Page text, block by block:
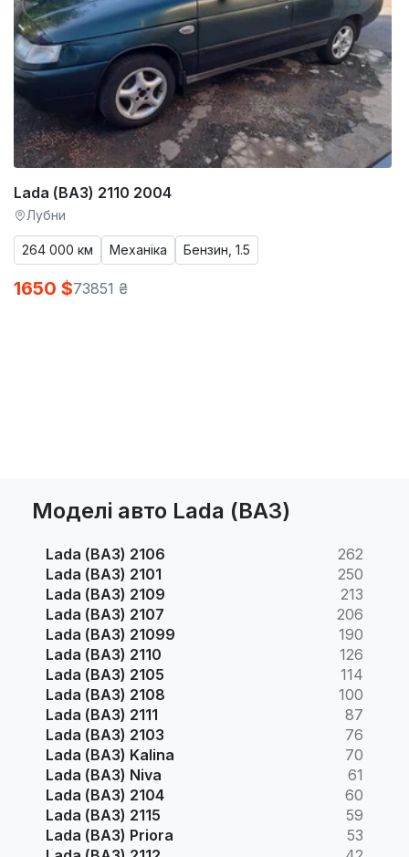
Lada (ВАЗ) 2110 2004
Лубни
264 000 км Механіка Бензин, 1.5
1650 $73851 ₴
Моделі авто Lada (ВАЗ)
Lada (ВАЗ) 2106
262
Lada (ВАЗ) 2101
250
Lada (ВАЗ) 2109
213
Lada (ВАЗ) 2107
206
Lada (ВАЗ) 21099
190
Lada (ВАЗ) 2110
126
Lada (ВАЗ) 2105
114
Lada (ВАЗ) 2108
100
Lada (ВАЗ) 2111
87
Lada (ВАЗ) 2103
76
Lada (ВАЗ) Kalina
70
Lada (ВАЗ) Niva
61
Lada (ВАЗ) 2104
60
Lada (ВАЗ) 2115
59
Lada (ВАЗ) Priora
53